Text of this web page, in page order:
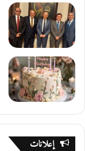
إعلانات